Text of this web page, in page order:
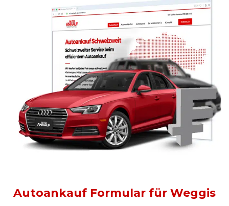
Autoankauf Formular für Weggis